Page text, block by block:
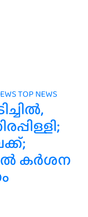
TOP NEWS
കര്‍ശന